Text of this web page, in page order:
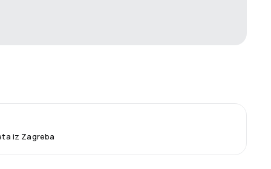
iz Zagreba